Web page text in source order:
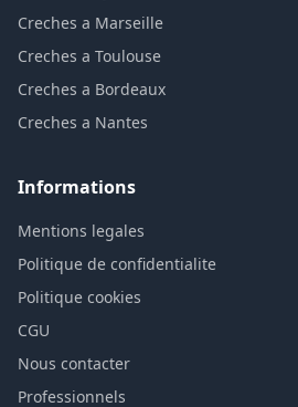
Creches a Marseille
Creches a Toulouse
Creches a Bordeaux
Creches a Nantes
Informations
Mentions legales
Politique de confidentialite
Politique cookies
CGU
Nous contacter
Professionnels